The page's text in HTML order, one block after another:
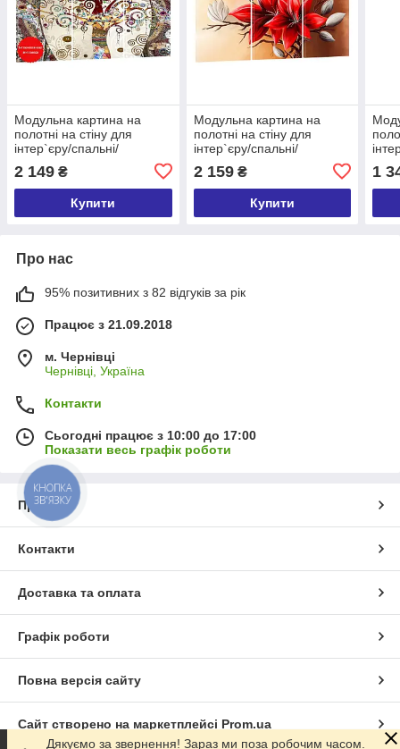
Модульна картина на
полотні на стіну для
інтер`єру/спальні/
прихожої DK Дерево життя
100x180 см (MK30200_X)
2 149 ₴
Купити
Модульна картина на
полотні на стіну для
інтер`єру/спальні/
квітка 100x180 см
(MK30029_X)
2 159₴
Купити
1
Про нас
95% позитивних з 82 відгуків за рік
Працює з 21.09.2018
м. Чернівці
Чернівці, Україна
Контакти
Сьогодні працює з 10:00 до 17:00
Показати весь графік роботи
Про нас
Контакти
Доставка та оплата
Графік роботи
Повна версія сайту
Сайт створено на маркетплейсі Prom.ua
Дякуємо за звернення! Зараз ми поза робочим часом.
КНОПКА
ЗВ'ЯЗКУ